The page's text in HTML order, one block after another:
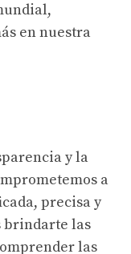
en nuestra
y la
a
precisa y
brindarte las
las